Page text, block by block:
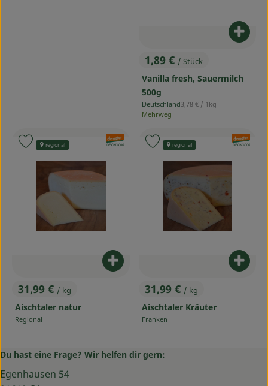
, Preis:
1,89 € / Stück
Vanilla fresh, Sauermilch
500g
, Herkunft:
Deutschland, Referenzpreis:
3,78 € / 1kg
Mehrweg
, Preis:
31,99 € / kg
Aischtaler natur
, Herkunft:
Regional
Produkt zum Warenkorb
, Verband:
, Kontrollstelle:
DE-ÖKO-006
regional
Produkt zu Favouriten hinzufügen
, Preis:
31,99 € / kg
Aischtaler Kräuter
, Herkunft:
Franken
, Verband:
, Kontrollstelle:
DE-ÖKO-006
regional
Produkt zu Favouriten
Du hast eine Frage? Wir helfen dir gern:
Egenhausen 54